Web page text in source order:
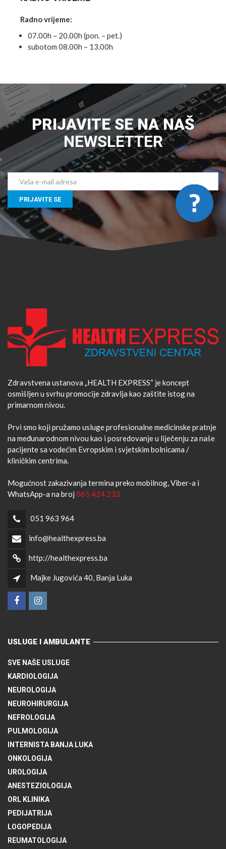
Radno vrijeme:
07.00h – 20.00h (pon. – pet.)
subotom 08.00h – 13.00h
PRIJAVITE SE NA NAŠ
NEWSLETTER
PRIJAVITE SE
Zdravstvena ustanova „HEALTH EXPRESS“ je koncept
osmišljen u svrhu promocije zdravlja kao zaštite istog na
primarnom nivou.
Prvi smo koji pružamo usluge profesionalne medicinske pratnje
na međunarodnom nivou kao i posredovanje u liječenju za naše
pacijente sa vodećim Evropskim i svjetskim bolnicama /
kliničkim centrima.
Mogućnost zakazivanja termina preko mobilnog, Viber-a i
WhatsApp-a na broj 065 424 233
051 963 964
info@healthexpress.ba
http://healthexpress.ba
Majke Jugovića 40, Banja Luka
USLUGE I AMBULANTE
SVE NAŠE USLUGE
KARDIOLOGIJA
NEUROLOGIJA
NEUROHIRURGIJA
NEFROLOGIJA
PULMOLOGIJA
INTERNISTA BANJA LUKA
ONKOLOGIJA
UROLOGIJA
ANESTEZIOLOGIJA
ORL KLINIKA
PEDIJATRIJA
LOGOPEDIJA
REUMATOLOGIJA